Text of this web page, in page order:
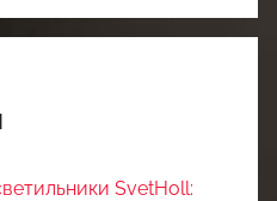
SvetHoll: